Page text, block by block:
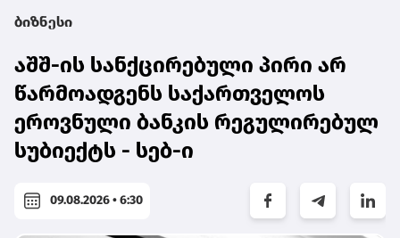
ბიზნესი
აშშ-ის სანქცირებული პირი არ
წარმოადგენს საქართველოს
ეროვნული ბანკის რეგულირებულ
სუბიექტს - სებ-ი
09.08.2026 • 6:30